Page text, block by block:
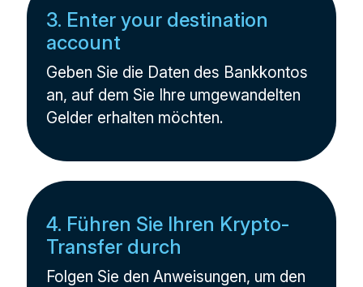
3. Enter your destination
account
Geben Sie die Daten des Bankkontos
an, auf dem Sie Ihre umgewandelten
Gelder erhalten möchten.
4. Führen Sie Ihren Krypto-
Transfer durch
Folgen Sie den Anweisungen, um den